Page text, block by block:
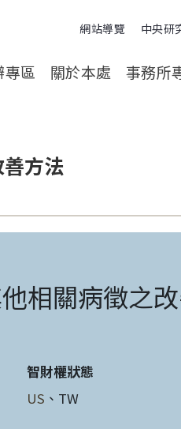
網站導覽 中央研
專區 關於本處 事務所
方法
相關病徵之
智財權狀態
US 、TW